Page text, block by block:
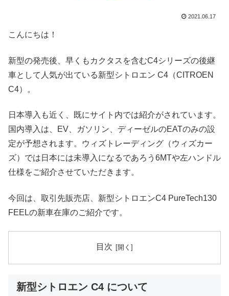
2021.06.17
こんにちは！
新型の発売後、早くもカクタスを含むC4シリーズの後継
車として人気が出ている新型シトロエン C4（CITROEN
C4）。
日本導入も近く、既にサイト内では紹介がされています。
国内導入は、EV、ガソリン、ディーゼルのEATのみの設
定が予想されます。ウィズトレーディング（ウィズカー
ズ）では日本には未導入になるであろう6MTや左ハンドル
仕様をご紹介させていただきます。
今回は、取引先販売店、新型シトロエンC4 PureTech130
FEELの新車在庫のご紹介です。
目次
新型シトロエン C4 について